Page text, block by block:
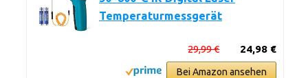
Temperaturmessgerät
24,98 €
29,99 €
Bei Amazon ansehen